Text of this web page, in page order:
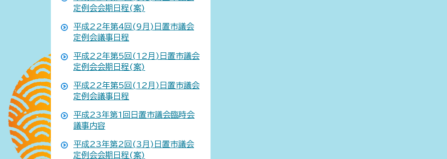
定例会会期日程(案)
平成22年第4回(9月)日置市議会
定例会議事日程
平成22年第5回(12月)日置市議会
定例会会期日程(案)
平成22年第5回(12月)日置市議会
定例会議事日程
平成23年第1回日置市議会臨時会
議事内容
平成23年第2回(3月)日置市議会
定例会会期日程(案)